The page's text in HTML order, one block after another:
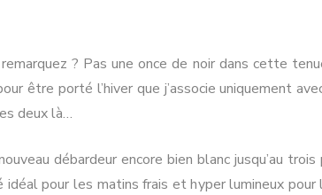
PAYS-BAS
? Pas une once de noir dans cette
être porté l’hiver que j’associe uniquement
deux là…
débardeur encore bien blanc jusqu’au
idéal pour les matins frais et hyper lumineux